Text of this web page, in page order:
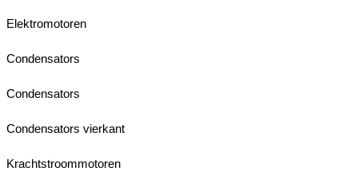
Elektromotoren
Condensators
Condensators
Condensators vierkant
Krachtstroommotoren